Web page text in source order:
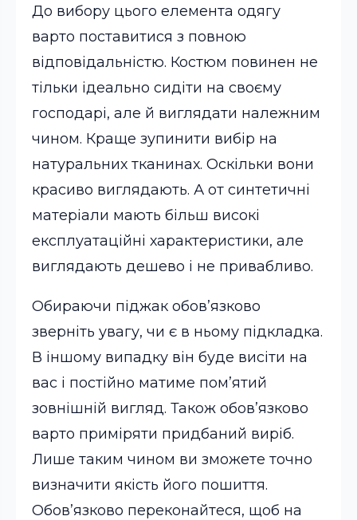
До вибору цього елемента одягу
варто поставитися з повною
відповідальністю. Костюм повинен не
тільки ідеально сидіти на своєму
господарі, але й виглядати належним
чином. Краще зупинити вибір на
натуральних тканинах. Оскільки вони
красиво виглядають. А от синтетичні
матеріали мають більш високі
експлуатаційні характеристики, але
виглядають дешево і не привабливо.
Обираючи піджак обов’язково
зверніть увагу, чи є в ньому підкладка.
В іншому випадку він буде висіти на
вас і постійно матиме пом’ятий
зовнішній вигляд. Також обов’язково
варто приміряти придбаний виріб.
Лише таким чином ви зможете точно
визначити якість його пошиття.
Обов’язково переконайтеся, щоб на